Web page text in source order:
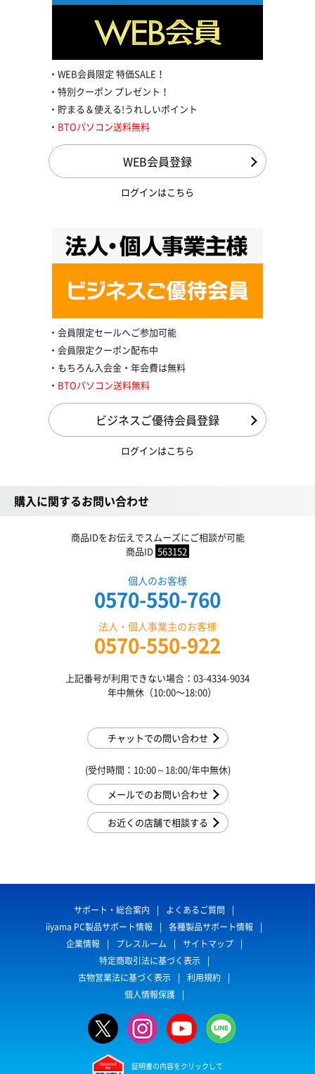
WEB会員限定 特価SALE！
特別クーポン プレゼント！
貯まる＆使える!うれしいポイント
BTOパソコン送料無料
WEB会員登録
ログインはこちら
会員限定セールへご参加可能
会員限定クーポン配布中
もちろん入会金・年会費は無料
BTOパソコン送料無料
ビジネスご優待会員登録
ログインはこちら
購入に関するお問い合わせ
商品IDをお伝えでスムーズにご相談が可能
商品ID 563152
個人のお客様
0570-550-760
法人・個人事業主のお客様
0570-550-922
上記番号が利用できない場合：03-4334-9034
年中無休（10:00〜18:00）
チャットでの問い合わせ
(受付時間：10:00～18:00/年中無休)
メールでのお問い合わせ
お近くの店舗で相談する
サポート・総合案内
よくあるご質問
iiyama PC製品サポート情報
各種製品サポート情報
企業情報
プレスルーム
サイトマップ
特定商取引法に基づく表示
古物営業法に基づく表示
利用規約
個人情報保護
証明書の内容をクリックして